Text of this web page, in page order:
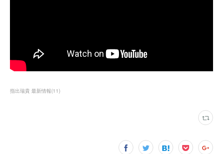
指出瑞貴 最新情報(11)